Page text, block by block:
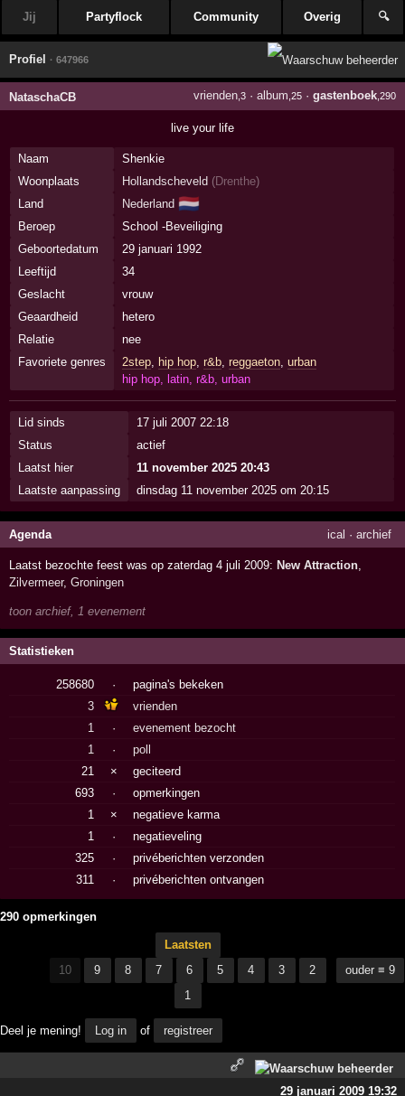
Jij Partyflock Community Overig 🔍
Profiel · 647966
NataschaCB vrienden,3· album ,25· gastenboek,290
live your life
Naam
Shenkie
Woonplaats
Hollandscheveld (Drenthe)
Land
Nederland 🇳🇱
Beroep
School -Beveiliging
Geboortedatum
29 januari 1992
Leeftijd
34
Geslacht
vrouw
Geaardheid
hetero
Relatie
nee
Favoriete genres
2step, hip hop, r&b, reggaeton, urban
hip hop, latin, r&b, urban
Lid sinds
17 juli 2007 22:18
Status
actief
Laatst hier
11 november 2025 20:43
Laatste aanpassing
dinsdag 11 november 2025 om 20:15
Agenda ical · archief
Laatst bezochte feest was op zaterdag 4 juli 2009: New Attraction
Zilvermeer,Groningen
toon archief, 1 evenement
Statistieken
258680 ·
pagina's bekeken
3
vrienden
1
·
evenement bezocht
1
·
poll
21
×
geciteerd
693
·
opmerkingen
1
×
negatieve karma
1
·
negatieveling
325
·
privéberichten verzonden
311
· privéberichten ontvangen
290 opmerkingen
Laatsten
10
9 8 7 6 5 4 3
2
1
ouder ≡ 9
Deel je mening! Log in of registreer
29 januari 2009 19:32